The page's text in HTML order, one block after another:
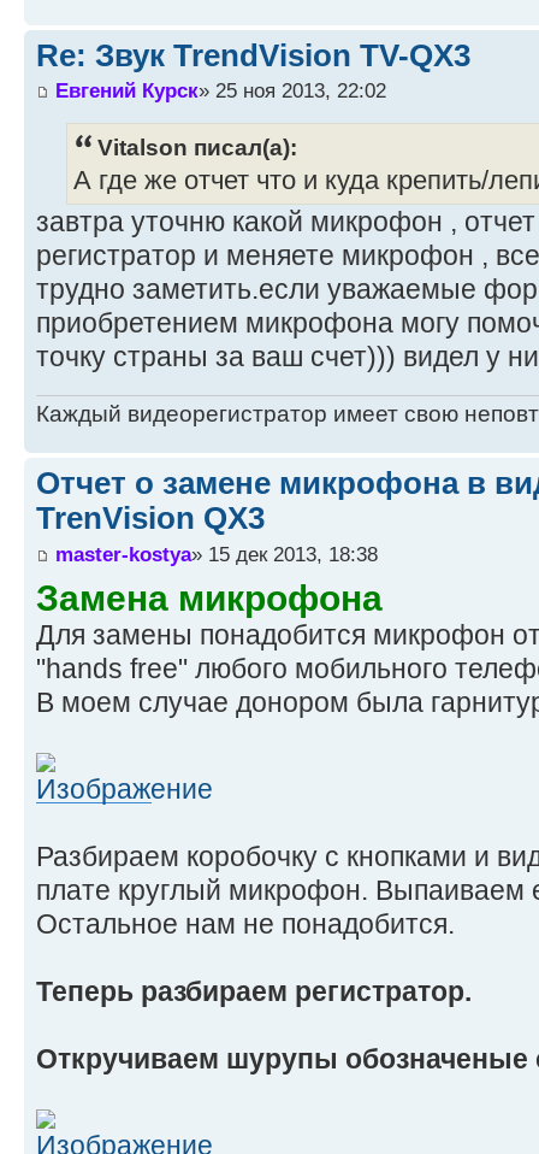
Re: Звук TrendVision TV-QX3
Евгений Курск» 25 ноя 2013, 22:02
Vitalson писал(а):
А где же отчет что и куда крепить/
завтра уточню какой микрофон ,
регистратор и меняете микрофон ,
трудно заметить.если уважаемые
приобретением микрофона могу
точку страны за ваш счет))) видел у
Каждый видеорегистратор имеет свою
Отчет о замене микрофона в
TrenVision QX3
master-kostya» 15 дек 2013, 18:38
Замена микрофона
Для замены понадобится микрофон
"hands free" любого мобильного
В моем случае донором была
Разбираем коробочку с кнопками и
плате круглый микрофон. Выпаиваем
Остальное нам не понадобится.
Теперь разбираем регистратор.
Откручиваем шурупы обозначеные